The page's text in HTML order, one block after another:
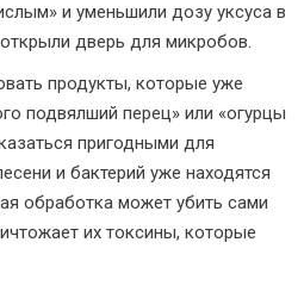
и уменьшили дозу уксуса в
дверь для микробов.
продукты, которые уже
подвялший перец» или «огурцы
пригодными для
и бактерий уже находятся
обработка может убить сами
их токсины, которые